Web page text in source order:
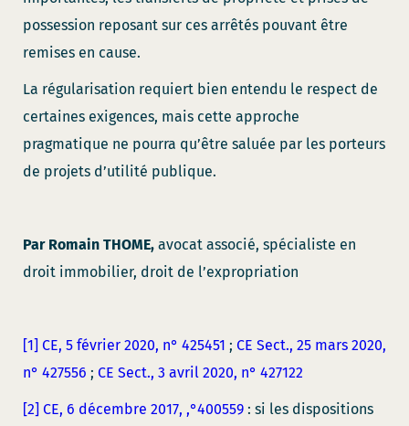
possession reposant sur ces arrêtés pouvant être
remises en cause.
La régularisation requiert bien entendu le respect de
certaines exigences, mais cette approche
pragmatique ne pourra qu’être saluée par les porteurs
de projets d’utilité publique.
Par Romain THOME, avocat associé, spécialiste en
droit immobilier, droit de l’expropriation
[1] CE, 5 février 2020, n° 425451 ; CE Sect., 25 mars 2020,
n° 427556 ; CE Sect., 3 avril 2020, n° 427122
[2] CE, 6 décembre 2017, ,°400559 : si les dispositions